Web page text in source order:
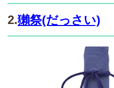
2.獺祭(だっさい)